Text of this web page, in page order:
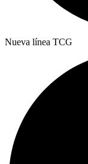
Nueva línea TCG